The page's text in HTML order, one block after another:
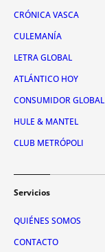
CRÓNICA VASCA
CULEMANÍA
LETRA GLOBAL
ATLÁNTICO HOY
CONSUMIDOR GLOBAL
HULE & MANTEL
CLUB METRÓPOLI
Servicios
QUIÉNES SOMOS
CONTACTO